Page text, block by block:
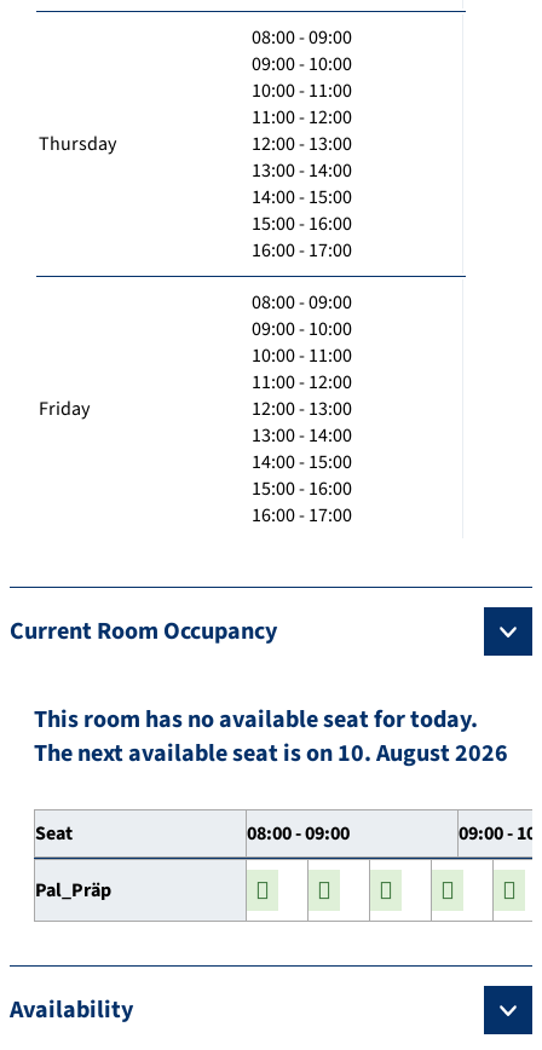
Thursday
08:00 - 09:00
09:00 - 10:00
10:00 - 11:00
11:00 - 12:00
12:00 - 13:00
13:00 - 14:00
14:00 - 15:00
15:00 - 16:00
16:00 - 17:00
Friday
08:00 - 09:00
09:00 - 10:00
10:00 - 11:00
11:00 - 12:00
12:00 - 13:00
13:00 - 14:00
14:00 - 15:00
15:00 - 16:00
16:00 - 17:00
Current Room Occupancy
This room has no available seat for today.
The next available seat is on 10. August 2026
Seat 08:00 - 09:00 09:00 -
Pal_Präp
Availability